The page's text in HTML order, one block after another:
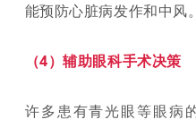
能预防心脏病发作和中风。
（4）辅助眼科手术决策
许多患有青光眼等眼病